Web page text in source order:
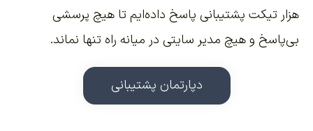
هزار تیکت پشتیبانی پاسخ داده‌ایم تا هیچ پرسشی
بی‌پاسخ و هیچ مدیر سایتی در میانه راه تنها نماند.
دپارتمان پشتیبانی